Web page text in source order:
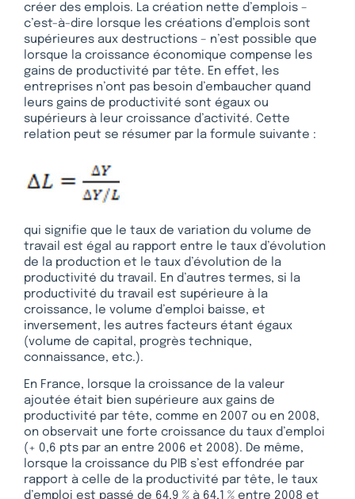
créer des emplois. La création nette d’emplois –
c’est-à-dire lorsque les créations d’emplois sont
supérieures aux destructions – n’est possible que
lorsque la croissance économique compense les
gains de productivité par tête. En effet, les
entreprises n’ont pas besoin d’embaucher quand
leurs gains de productivité sont égaux ou
supérieurs à leur croissance d’activité. Cette
relation peut se résumer par la formule suivante :
qui signifie que le taux de variation du volume de
travail est égal au rapport entre le taux d’évolution
de la production et le taux d’évolution de la
productivité du travail. En d’autres termes, si la
productivité du travail est supérieure à la
croissance, le volume d’emploi baisse, et
inversement, les autres facteurs étant égaux
(volume de capital, progrès technique,
connaissance, etc.).
En France, lorsque la croissance de la valeur
ajoutée était bien supérieure aux gains de
productivité par tête, comme en 2007 ou en 2008,
on observait une forte croissance du taux d’emploi
(+ 0,6 pts par an entre 2006 et 2008). De même,
lorsque la croissance du PIB s’est effondrée par
rapport à celle de la productivité par tête, le taux
d’emploi est passé de 64,9 % à 64,1 % entre 2008 et